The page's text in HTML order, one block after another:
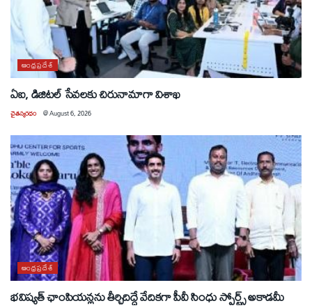
ఆంధ్రప్రదేశ్
ఏఐ, డిజిటల్ సేవలకు చిరునామాగా విశాఖ
చైతన్యరధం @August 6, 2026
ఆంధ్రప్రదేశ్
భవిష్యత్ ఛాంపియన్లను తీర్చిదిద్దే వేదికగా పీవీ సింధు స్పోర్ట్స్ అకాడమీ